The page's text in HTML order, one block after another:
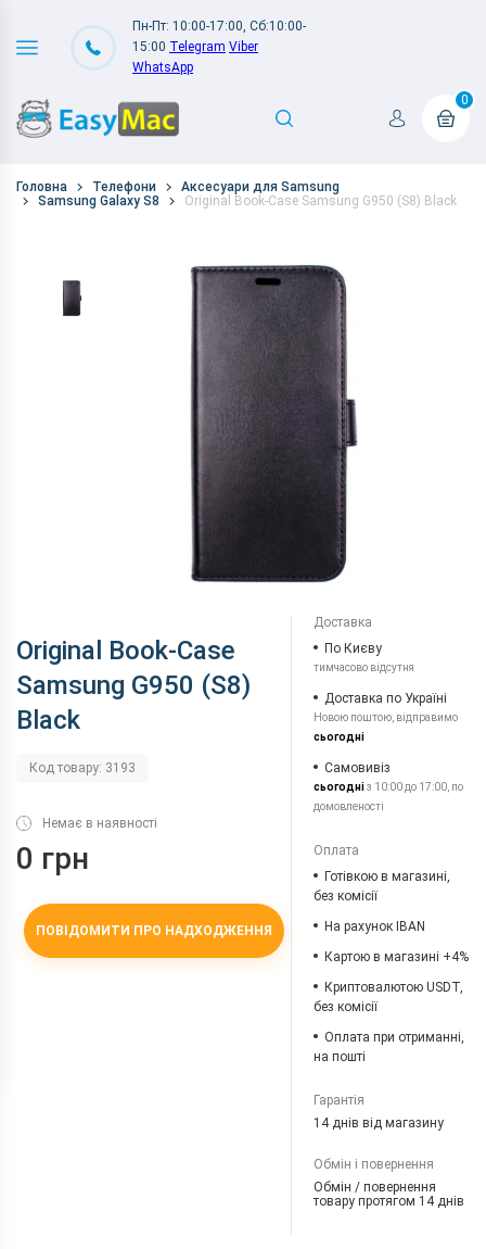
Пн-Пт: 10:00-17:00, Сб:10:00-
15:00 Telegram Viber
WhatsApp
0
Головна Телефони
Аксесуари для Samsung
Samsung Galaxy S8
Original Book-Case Samsung G950 (S8) Black
Original Book-Case
Samsung G950 (S8)
Black
Код товару: 3193
Немає в наявності
0 грн
ПОВІДОМИТИ ПРО НАДХОДЖЕННЯ
Доставка
По Києву
тимчасово відсутня
Доставка по Україні
Новою поштою, відправимо
сьогодні
Самовивіз
сьогодніз 10:00 до 17:00, по
домовленості
Оплата
Готівкою в магазині,
без комісії
На рахунок IBAN
Картою в магазині +4%
Криптовалютою USDT,
без комісії
Оплата при отриманні,
на пошті
Гарантія
14 днів від магазину
Обмін і повернення
Обмін / повернення
товару протягом 14 днів